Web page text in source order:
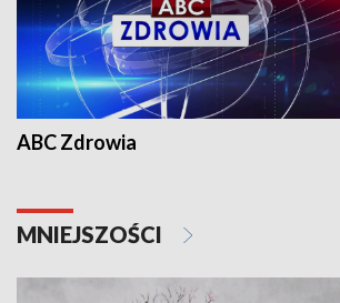
ABC Zdrowia
MNIEJSZOŚCI